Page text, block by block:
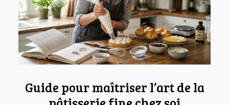
Guide pour maîtriser l’art de la